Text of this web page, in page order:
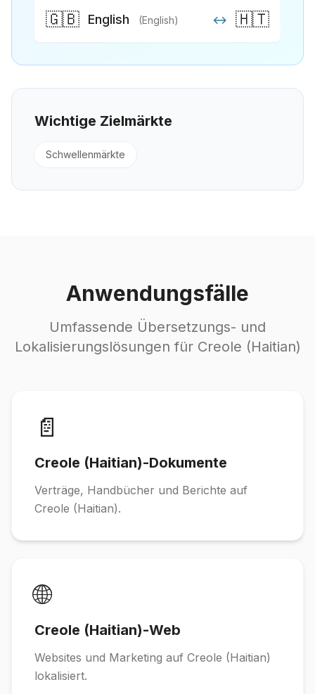
🇬🇧 English (English) ↔ 🇭🇹
Wichtige Zielmärkte
Schwellenmärkte
Anwendungsfälle
Umfassende Übersetzungs- und
Lokalisierungslösungen für Creole (Haitian)
📄
Creole (Haitian)-Dokumente
Verträge, Handbücher und Berichte auf
Creole (Haitian).
🌐
Creole (Haitian)-Web
Websites und Marketing auf Creole (Haitian)
lokalisiert.